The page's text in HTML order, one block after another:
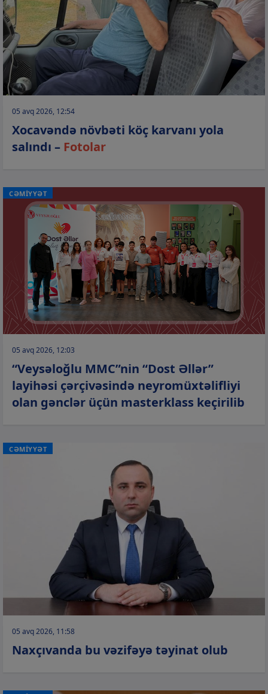
05 avq 2026, 12:54
Xocavəndə növbəti köç karvanı yola
salındı – Fotolar
CƏMİYYƏT
05 avq 2026, 12:03
“Veysəloğlu MMC”nin “Dost Əllər”
layihəsi çərçivəsində neyromüxtəlifliyi
olan gənclər üçün masterklass keçirilib
CƏMİYYƏT
05 avq 2026, 11:58
Naxçıvanda bu vəzifəyə təyinat olub